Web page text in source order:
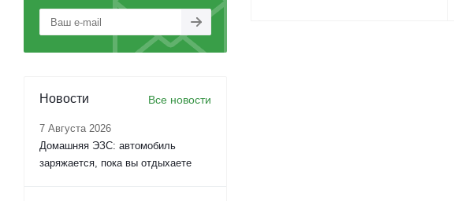
Новости Все новости
7 Августа 2026
Домашняя ЭЗС: автомобиль
заряжается, пока вы отдыхаете